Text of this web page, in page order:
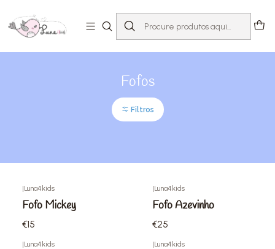
Bebé 0-24 meses Fofos
Fofos
Filtros
|Luna4kids
Fofo Mickey
€15
|Luna4kids
Fofo Azevinho
€25
|Luna4kids |Luna4kids